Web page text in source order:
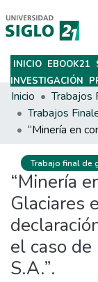
Subir
INICIO EBOOK21
INVESTIGACIÓN
Inicio
Trabajos
Trabajo final de
“Minería
Glaciares
el caso
S.A.”.